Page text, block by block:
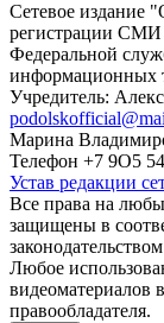
Сетевое издание
регистрации
Федеральной
информационных
Учредитель:
Марина
Телефон +7 9О5
Устав редакции
Все права на
защищены в
Любое
видеоматериалов
правообладателя.